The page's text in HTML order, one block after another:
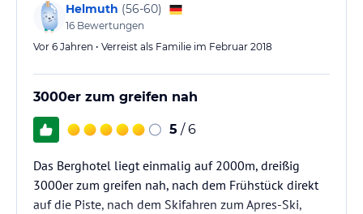
Helmuth (56-60)
16 Bewertungen
Vor 6 Jahren • Verreist als Familie im Februar 2018
3000er zum greifen nah
5 / 6
Das Berghotel liegt einmalig auf 2000m, dreißig
3000er zum greifen nah, nach dem Frühstück direkt
auf die Piste, nach dem Skifahren zum Apres-Ski,